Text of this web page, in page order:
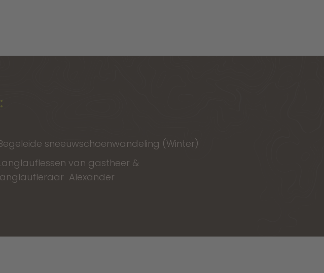
sneeuwschoenwandeling (Winter)
van gastheer &
Alexander